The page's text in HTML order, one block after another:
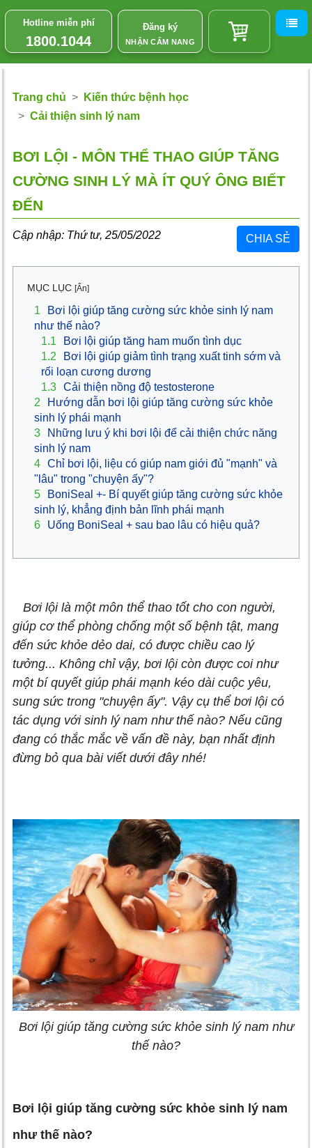
Hotline miễn phí
1800.1044
Đăng ký
NHẬN CẨM NANG
Trang chủ
Kiến thức bệnh học
Cải thiện sinh lý nam
BƠI LỘI - MÔN THỂ THAO GIÚP TĂNG
CƯỜNG SINH LÝ MÀ ÍT QUÝ ÔNG BIẾT
ĐẾN
Cập nhập: Thứ tư, 25/05/2022 CHIA SẺ
MỤC LỤC [Ẩn]
1
Bơi lội giúp tăng cường sức khỏe sinh lý nam
như thế nào?
1.1
Bơi lội giúp tăng ham muốn tình dục
1.2
Bơi lội giúp giảm tình trạng xuất tinh sớm và
rối loạn cương dương
1.3 Cải thiện nồng độ testosterone
2
Hướng dẫn bơi lội giúp tăng cường sức khỏe
sinh lý phái mạnh
3
Những lưu ý khi bơi lội để cải thiện chức năng
sinh lý nam
4 Chỉ bơi lội, liệu có giúp nam giới đủ "mạnh" và
"lâu" trong "chuyện ấy"?
5
BoniSeal +- Bí quyết giúp tăng cường sức khỏe
sinh lý, khẳng định bản lĩnh phái mạnh
6
Uống BoniSeal + sau bao lâu có hiệu quả?
Bơi lội là một môn thể thao tốt cho con người,
giúp cơ thể phòng chống một số bệnh tật, mang
đến sức khỏe dẻo dai, có được chiều cao lý
tưởng... Không chỉ vậy, bơi lội còn được coi như
một bí quyết giúp phái mạnh kéo dài cuộc yêu,
sung sức trong "chuyện ấy". Vậy cụ thể bơi lội có
tác dụng với sinh lý nam như thế nào? Nếu cũng
đang có thắc mắc về vấn đề này, bạn nhất định
đừng bỏ qua bài viết dưới đây nhé!
Bơi lội giúp tăng cường sức khỏe sinh lý nam như
thế nào?
Bơi lội giúp tăng cường sức khỏe sinh lý nam
như thế nào?